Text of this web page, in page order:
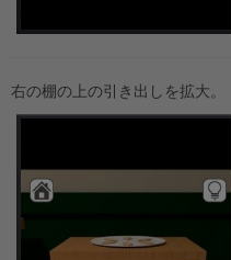
右の棚の上の引き出しを拡大。